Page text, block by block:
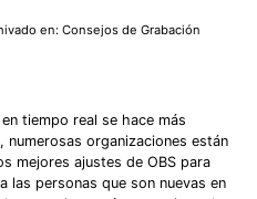
en:Consejos de Grabación
tiempo real se hace más
organizaciones están
mejores ajustes de OBS para
las personas que son nuevas en